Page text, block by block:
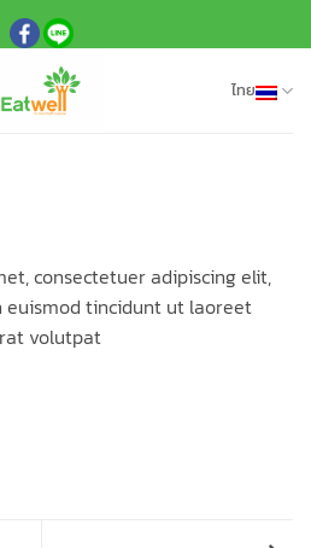
ไทย
consectetuer adipiscing elit,
tincidunt ut laoreet
volutpat